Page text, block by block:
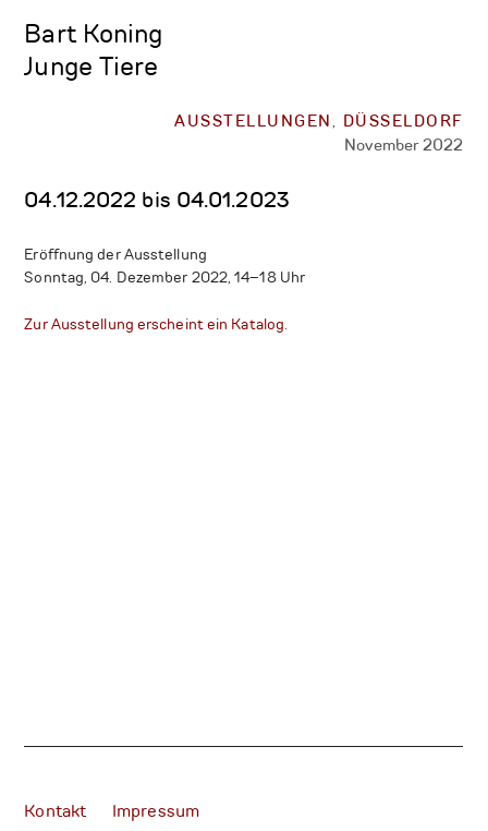
Bart Koning
Junge Tiere
AUSSTELLUNGEN , DÜSSELDORF
November 2022
04.12.2022 bis 04.01.2023
Eröffnung der Ausstellung
Sonntag, 04. Dezember 2022, 14–18 Uhr
Zur Ausstellung erscheint ein Katalog.
Kontakt Impressum